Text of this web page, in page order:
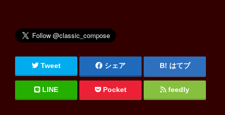
Tweet シェア はてブ
LINE Pocket feedly